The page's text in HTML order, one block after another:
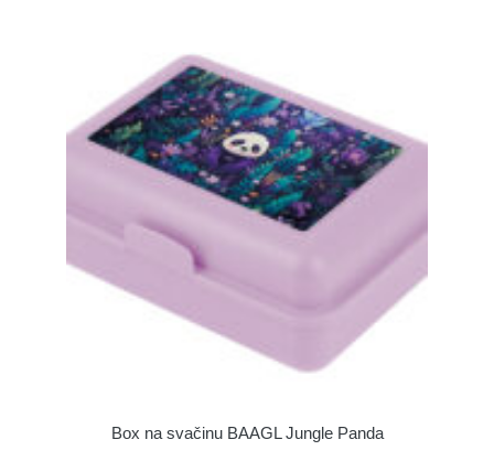
Box na svačinu BAAGL Jungle Panda